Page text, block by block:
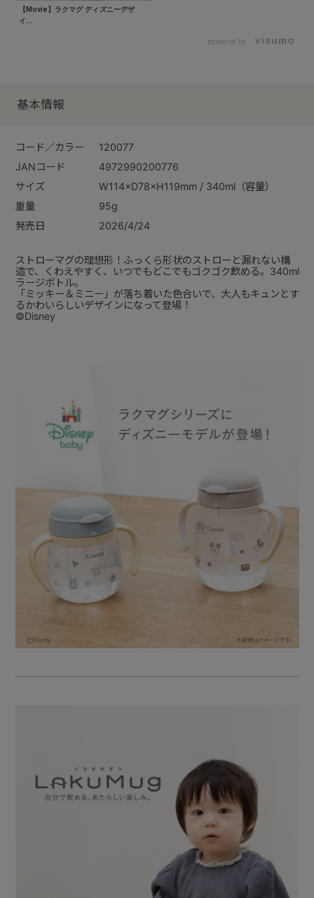
【Movie】ラクマグ ディズニーデザ
イ...
powered by
基本情報
コード／カラー
120077
JANコード
4972990200776
サイズ
W114×D78×H119mm / 340ml（容量）
重量
95g
発売日
2026/4/24
ストローマグの理想形！ふっくら形状のストローと漏れない構
造で、くわえやすく、いつでもどこでもゴクゴク飲める。340ml
ラージボトル。
「ミッキー＆ミニー」が落ち着いた色合いで、大人もキュンとす
るかわいらしいデザインになって登場！
©Disney